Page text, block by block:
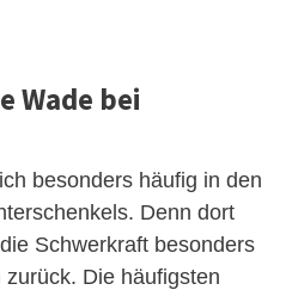
Wade bei
besonders häufig in den
Denn dort
Schwerkraft besonders
Die häufigsten